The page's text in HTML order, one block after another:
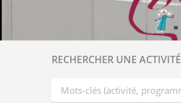
RECHERCHER UNE ACTIVITÉ